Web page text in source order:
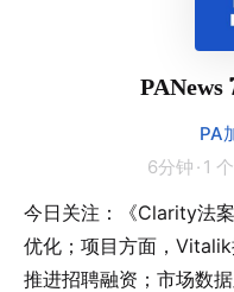
PANews
PA
6分钟 · 1
今日关注：《Clarity法
优化；项目方面，
推进招聘融资；市场数